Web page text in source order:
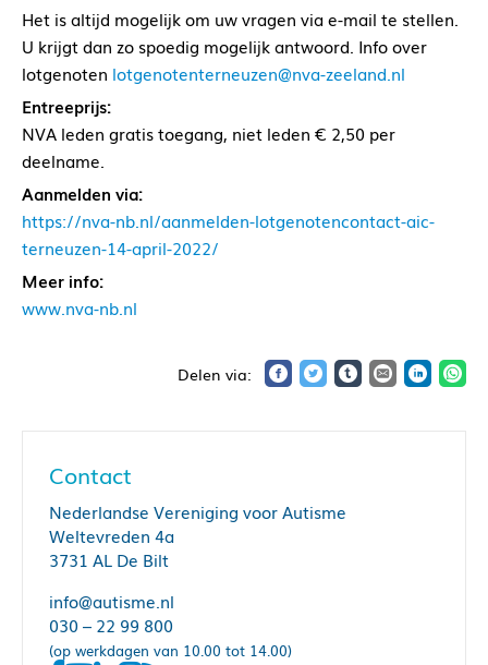
Het is altijd mogelijk om uw vragen via e-mail te stellen.
U krijgt dan zo spoedig mogelijk antwoord. Info over
lotgenoten lotgenotenterneuzen@nva-zeeland.nl
Entreeprijs:
NVA leden gratis toegang, niet leden € 2,50 per
deelname.
Aanmelden via:
https://nva-nb.nl/aanmelden-lotgenotencontact-aic-
terneuzen-14-april-2022/
Meer info:
www.nva-nb.nl
Contact
Nederlandse Vereniging voor Autisme
Weltevreden 4a
3731 AL De Bilt
info@autisme.nl
030 – 22 99 800
(op werkdagen van 10.00 tot 14.00)